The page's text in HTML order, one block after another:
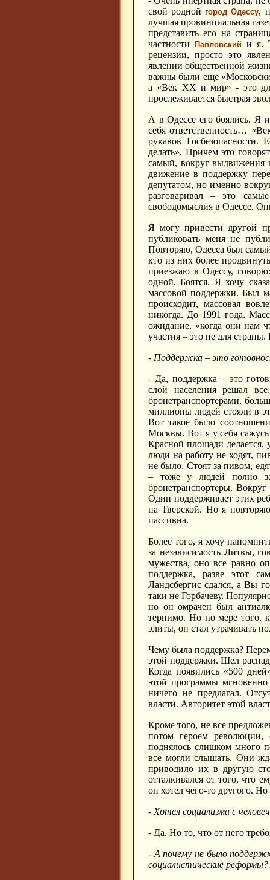
свой родной город Одессу,
лучшая провинциальная
представить его на
частностиПавловский и я.
рецензии, просто это
явлении общественной
важны были еще
а «Век ХХ и мир» - это
прослеживается быстрая
А в Одессе его боялись. Я
себя ответственность…
рукавов
делать». Причем это
самый, вокруг выдвижения
движение в поддержку
депутатом, но именно
разговаривал – это
свободомыслия в Одессе.
Я могу привести другой
публиковать меня не
Повторяю, Одесса был
кто из них более
приезжаю в Одессу,
одной. Боятся. Я хочу
массовой поддержки. Был
происходит, массовая
никогда. До 1991 года.
ожидание, «когда они нам
участия – это не для
- Поддержка – это
- Да, поддержка – это
слой населения решал
бронетранспортерами,
миллионы людей стояли в
Вот такое было
Москвы. Вот я у себя сажусь
Красной площади делается,
люди на работу не ходят,
не было. Стоят за пивом,
– тоже у людей полно
бронетранспортеры.
Один поддерживает этих
на Тверской. Но я
пассивна.
Более того, я хочу
за независимость Литвы,
мужества, оно все равно
поддержка, разве этот
Ландсбергис сдался, а Вы
таки не Горбачеву.
но он омрачен был
терпимо. Но по мере того,
элиты, он стал утрачивать
Чему была поддержка?
этой поддержки. Шел
Когда появились «500
этой программы
ничего не предлагал.
власти. Авторитет этой
Кроме того, не все
потом героем
поднялось слишком много
все могли слышать. Они
приводило их в другую
отталкивался от того, что
он хотел чего-то другого.
- Хотел социализма с
- Да. Но то, что от него
- А почему не было
социалистические